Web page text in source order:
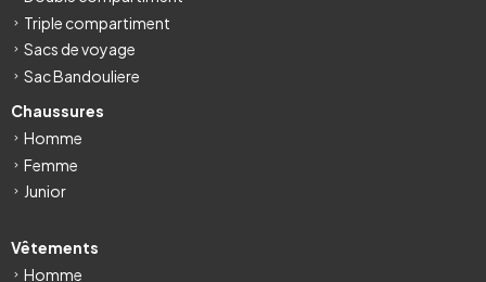
Triple compartiment
Sacs de voyage
Sac Bandouliere
Chaussures
Homme
Femme
Junior
Vêtements
Homme